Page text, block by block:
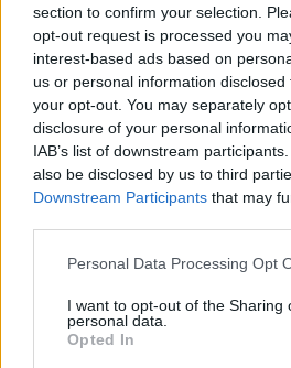
section to confirm your selection.
opt-out request is processed you
interest-based ads based on
us or personal information
your opt-out. You may separately
disclosure of your personal
IAB’s list of downstream
also be disclosed by us to third
Downstream Participants that may
Personal Data Processing Opt
I want to opt-out of the Sharing
personal data.
Opted In
για αρκετούς
αποχαιρετούμε
με αγάπη. Σαν
3 χρόνια
την μητέρα μου
έτσι τα πράγματα
ημέρα να φεύγει
αγαπημένη μας